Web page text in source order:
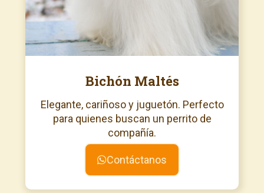
Bichón Maltés
Elegante, cariñoso y juguetón. Perfecto
para quienes buscan un perrito de
compañía.
Contáctanos